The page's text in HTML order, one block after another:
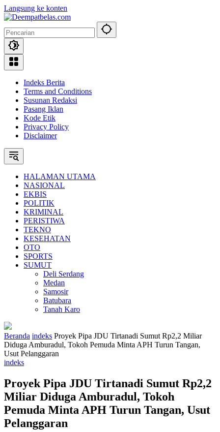
Langsung ke konten
Indeks Berita
Terms and Conditions
Susunan Redaksi
Pasang Iklan
Kode Etik
Privacy Policy
Disclaimer
HALAMAN UTAMA
NASIONAL
EKBIS
POLITIK
KRIMINAL
PERISTIWA
TEKNO
KESEHATAN
OTO
SPORTS
SUMUT
Deli Serdang
Medan
Samosir
Batubara
Tanah Karo
Beranda indeks Proyek Pipa JDU Tirtanadi Sumut Rp2,2 Miliar
Diduga Amburadul, Tokoh Pemuda Minta APH Turun Tangan,
Usut Pelanggaran
indeks
Proyek Pipa JDU Tirtanadi Sumut Rp2,2
Miliar Diduga Amburadul, Tokoh
Pemuda Minta APH Turun Tangan, Usut
Pelanggaran